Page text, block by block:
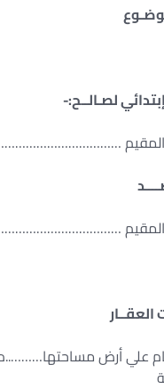
لصـالــح:-
المقيم
المقيم
العقــار